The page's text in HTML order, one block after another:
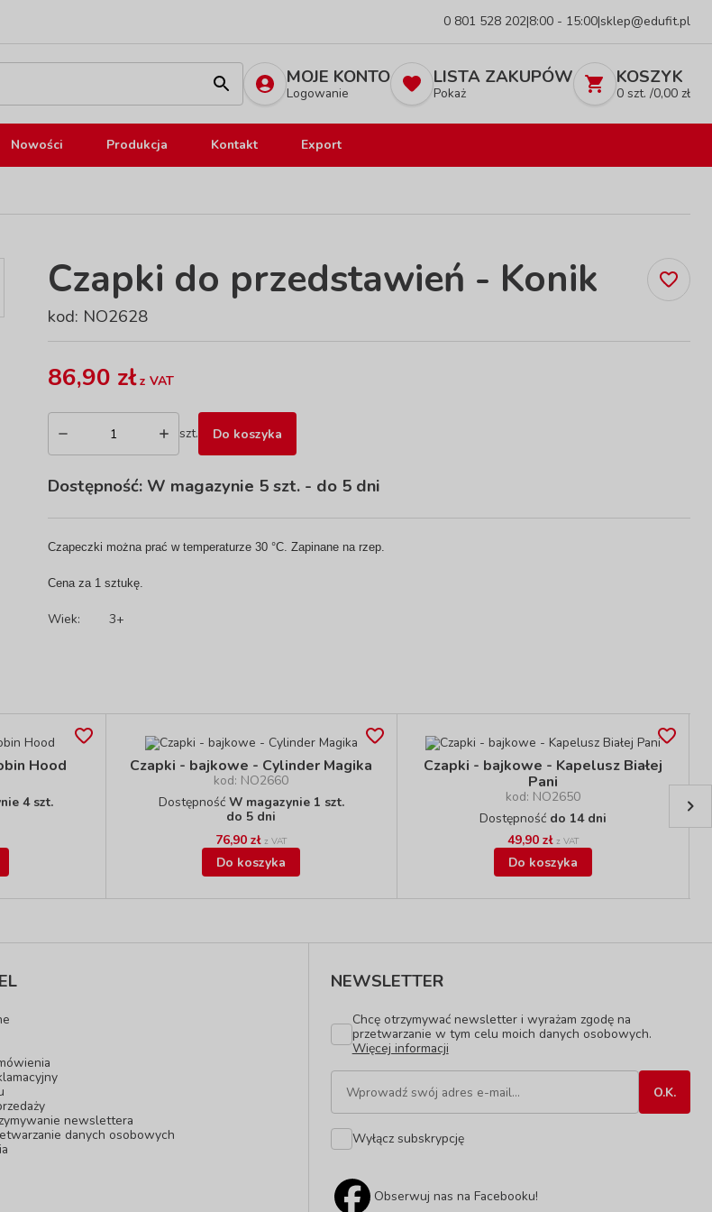
0 801 528 202|8:00 - 15:00|sklep@edufit.pl
MOJE KONTO
Logowanie
LISTA ZAKUPÓW
Pokaż
KOSZYK
0 szt. /0,00 zł
Nowości Produkcja Kontakt Export
Czapki do przedstawień - Konik
kod: NO2628
86,90 złz VAT
szt. Do koszyka
Dostępność: W magazynie 5 szt.- do 5 dni
Czapeczki można prać w temperaturze 30 °C. Zapinane na rzep.
Cena za 1 sztukę.
Wiek: 3+
Hood
4 szt.
Czapki - bajkowe - Cylinder Magika
kod: NO2660
Dostępność W magazynie 1 szt.
do 5 dni
76,90 zł z VAT
Do koszyka
Czapki - bajkowe - Kapelusz Białej
Pani
kod: NO2650
Dostępność do 14 dni
49,90 zł z VAT
Do koszyka
newslettera
danych osobowych
NEWSLETTER
Chcę otrzymywać newsletter i wyrażam zgodę na
przetwarzanie w tym celu moich danych osobowych.
Więcej informacji
Wyłącz subskrypcję
Obserwuj nas na Facebooku!